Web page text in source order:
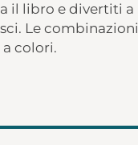
il libro e divertiti a
Le combinazioni
colori.